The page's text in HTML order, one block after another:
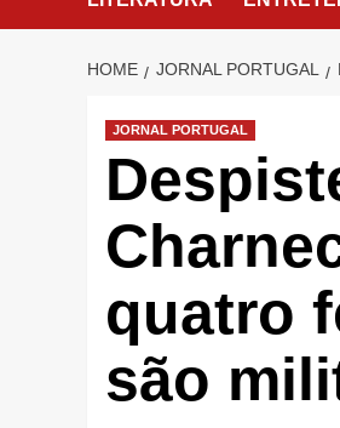
HOME JORNAL PORTUGAL
JORNAL PORTUGAL
quatro
são